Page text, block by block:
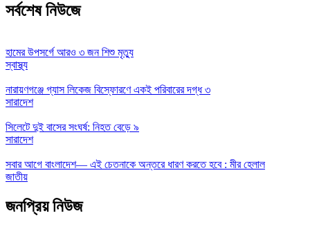
সর্বশেষ নিউজে
হামের উপসর্গে আরও ৩ জন শিশু মৃত্যু
স্বাস্থ্য
নারায়ণগঞ্জে গ্যাস লিকেজ বিস্ফোরণে একই পরিবারের দগ্ধ ৩
সারাদেশ
সিলেটে দুই বাসের সংঘর্ষ: নিহত বেড়ে ৯
সারাদেশ
সবার আগে বাংলাদেশ— এই চেতনাকে অন্তরে ধারণ করতে হবে : মীর হেলাল
জাতীয়
জনপ্রিয় নিউজ